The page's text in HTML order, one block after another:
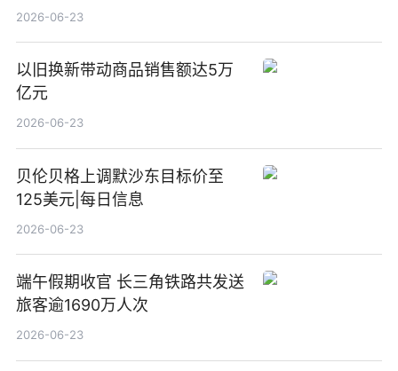
2026-06-23
以旧换新带动商品销售额达5万
亿元
2026-06-23
贝伦贝格上调默沙东目标价至
125美元|每日信息
2026-06-23
端午假期收官 长三角铁路共发送
旅客逾1690万人次
2026-06-23